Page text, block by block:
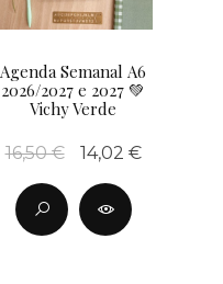
Agenda Semanal A6
2026/2027 e 2027 💚
Vichy Verde
16,50 € 14,02 €